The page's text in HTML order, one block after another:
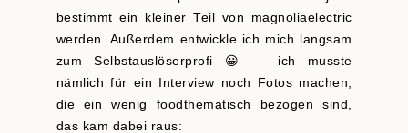
bestimmt ein kleiner Teil von magnoliaelectric
werden. Außerdem entwickle ich mich langsam
zum Selbstauslöserprofi 😀 – ich musste
nämlich für ein Interview noch Fotos machen,
die ein wenig foodthematisch bezogen sind,
das kam dabei raus: